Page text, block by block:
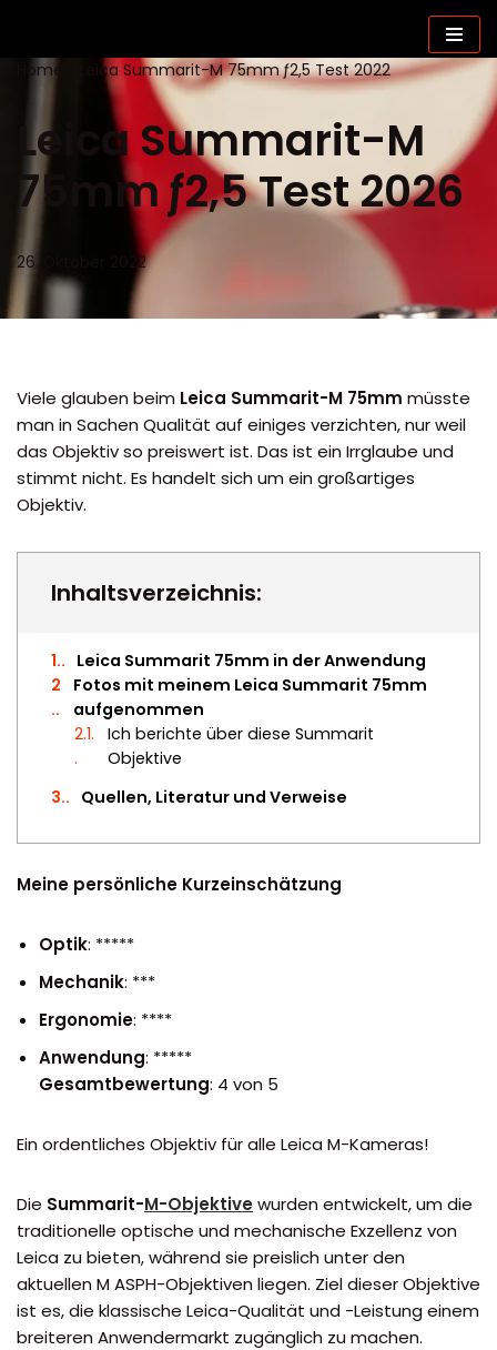
Zum
Home Leica Summarit-M 75mm ƒ2,5 Test 2022
Leica Summarit-M
75mm ƒ2,5 Test 2026
26. Oktober 2022
Viele glauben beim Leica Summarit-M 75mm müsste
man in Sachen Qualität auf einiges verzichten, nur weil
das Objektiv so preiswert ist. Das ist ein Irrglaube und
stimmt nicht. Es handelt sich um ein großartiges
Objektiv.
Inhaltsverzeichnis:
1.
Leica Summarit 75mm in der Anwendung
2
.
Fotos mit meinem Leica Summarit 75mm
aufgenommen
2.1.
Ich berichte über diese Summarit
Objektive
3.
Quellen, Literatur und Verweise
Meine persönliche Kurzeinschätzung
Optik: *****
Mechanik: ***
Ergonomie: ****
Anwendung: *****
Gesamtbewertung: 4 von 5
Ein ordentliches Objektiv für alle Leica M-Kameras!
Die Summarit-M-Objektivewurden entwickelt, um die
traditionelle optische und mechanische Exzellenz von
Leica zu bieten, während sie preislich unter den
aktuellen M ASPH-Objektiven liegen. Ziel dieser Objektive
ist es, die klassische Leica-Qualität und -Leistung einem
breiteren Anwendermarkt zugänglich zu machen.